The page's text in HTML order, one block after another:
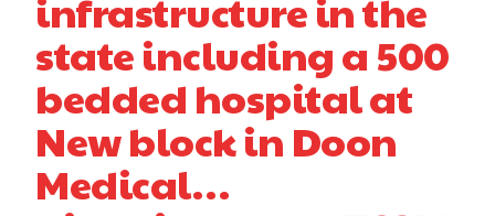
infrastructure in the
state including a 500
bedded hospital at
New block in Doon
Medical…